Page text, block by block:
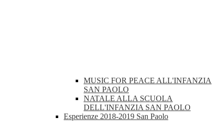
MUSIC FOR PEACE ALL'INFANZIA
SAN PAOLO
NATALE ALLA SCUOLA
DELL'INFANZIA SAN PAOLO
Esperienze 2018-2019 San Paolo